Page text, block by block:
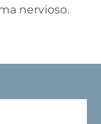
nervioso.